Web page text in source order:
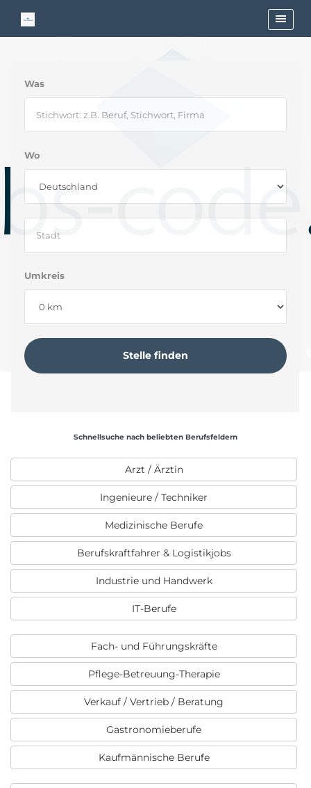
Was
Wo
Umkreis
Schnellsuche nach beliebten Berufsfeldern
Arzt / Ärztin
Ingenieure / Techniker
Medizinische Berufe
Berufskraftfahrer & Logistikjobs
Industrie und Handwerk
IT-Berufe
Fach- und Führungskräfte
Pflege-Betreuung-Therapie
Verkauf / Vertrieb / Beratung
Gastronomieberufe
Kaufmännische Berufe